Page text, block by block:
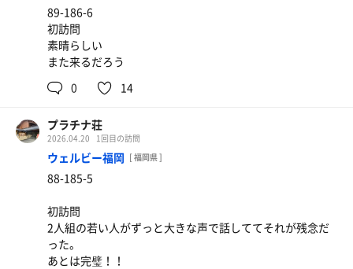
89-186-6
初訪問
素晴らしい
また来るだろう
0
14
プラチナ荘
2026.04.20 1回目の訪問
ウェルビー福岡 [ 福岡県 ]
88-185-5
初訪問
2人組の若い人がずっと大きな声で話しててそれが残念だ
った。
あとは完璧！！